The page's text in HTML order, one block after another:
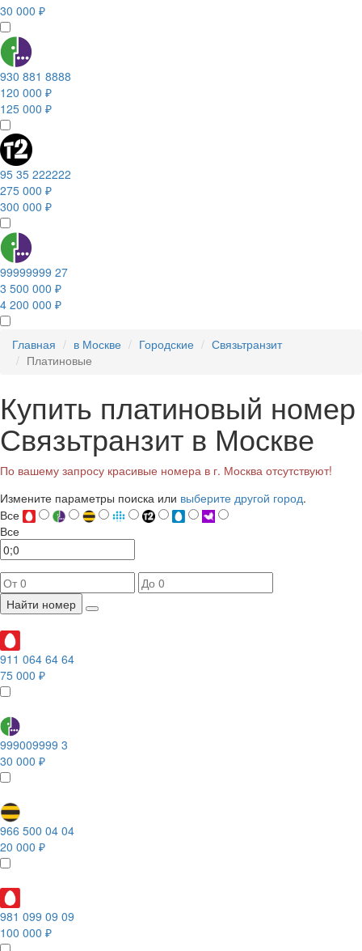
30 000 ₽
930 881 8888
120 000 ₽
125 000 ₽
95 35 222222
275 000 ₽
300 000 ₽
99999999 27
3 500 000 ₽
4 200 000 ₽
Главная в Москве Городские
Связьтранзит
Платиновые
Купить платиновый номер
Связьтранзит в Москве
По вашему запросу красивые номера в г. Москва отсутствуют!
Измените параметры поиска или выберите другой город.
Все
Все
Найти номер
911 064 64 64
75 000 ₽
999009999 3
30 000 ₽
966 500 04 04
20 000 ₽
981 099 09 09
100 000 ₽